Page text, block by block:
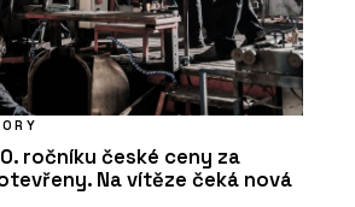
ročníku české ceny za
Na vítěze čeká nová